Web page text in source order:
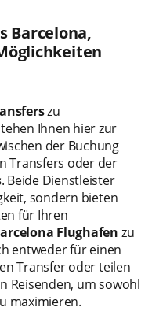
Barcelona,
zu
Ihnen hier zur
der Buchung
Transfers oder der
. Beide Dienstleister
sondern bieten
für Ihren
Flughafen zu
entweder für einen
Transfer oder teilen
Reisenden, um sowohl
maximieren.